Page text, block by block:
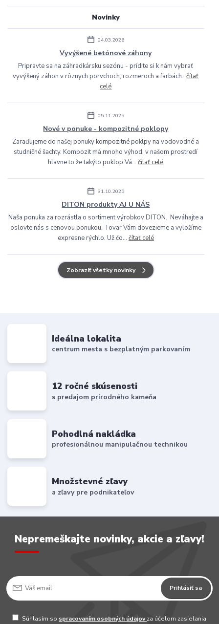
Novinky
04.03.2026
Vyvýšené betónové záhony
Pripravte sa na záhradkársku sezónu - prídite si k nám vybrať
vyvýšený záhon v rôznych porvchoch, rozmeroch a farbách.čítať
celé
05.11.2025
Nové v ponuke - kompozitné poklopy
Zaraďujeme do našej ponuky kompozitné poklpy na vodovodné a
studničné šachty. Kompozit má mnoho výhod, v našom prostredí
hlavne to že takýto poklop Vá...čítať celé
31.10.2025
DITON produkty AJ U NÁS
Naša ponuka za rozrástla o sortiment výrobkov DITON. Neváhajte a
oslovte nás s cenovou ponukou. Tovar Vám dovezieme a vyložíme
expresne rýchlo. Už čo... čítať celé
Zobraziť všetky novinky
Ideálna lokalita
centrum mesta s bezplatným parkovaním
12 ročné skúsenosti
s predajom prírodného kameňa
Pohodlná nakládka
profesionálnou manipulačnou technikou
Množstevné zľavy
a zľavy pre podnikateľov
Nepremeškajte novinky, akcie a zľavy!
Prihlásiť sa
Súhlasím so spracovaním osobných údajovza účelom zasielania